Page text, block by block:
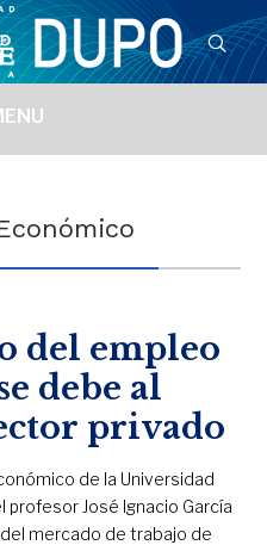
del empleo
debe al
privado
de la Universidad
profesor José Ignacio García
mercado de trabajo de